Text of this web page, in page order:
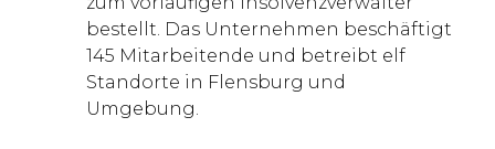
bestellt. Das Unternehmen beschäftigt
145 Mitarbeitende und betreibt elf
Standorte in Flensburg und
Umgebung.